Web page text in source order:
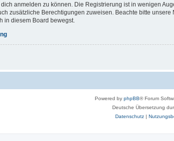
anmelden zu können. Die Registrierung ist in wenigen
zusätzliche Berechtigungen zuweisen. Beachte bitte
in diesem Board bewegst.
Powered by phpBB® Forum
Deutsche Übersetzung
Datenschutz|